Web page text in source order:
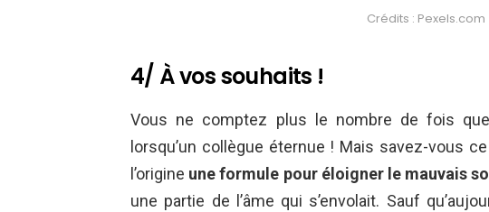
Crédits : Pexels.com
4/ À vos souhaits !
Vous ne comptez plus le nombre de fois
lorsqu’un collègue éternue ! Mais savez-vous
l’origine une formule pour éloigner le mauvais
une partie de l’âme qui s’envolait. Sauf